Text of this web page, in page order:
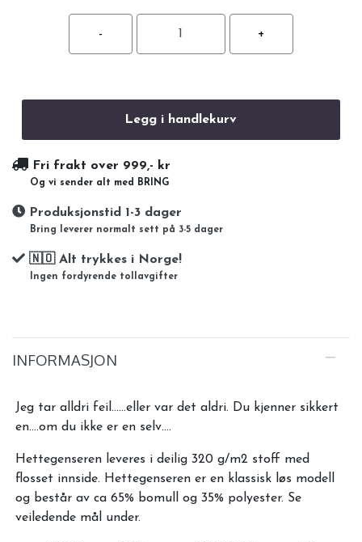
Legg i handlekurv
Fri frakt over 999,- kr
Og vi sender alt med BRING
Produksjonstid 1-3 dager
Bring leverer normalt sett på 3-5 dager
🇳🇴 Alt trykkes i Norge!
Ingen fordyrende tollavgifter
INFORMASJON
Jeg tar alldri feil......eller var det aldri. Du kjenner sikkert
en....om du ikke er en selv....
Hettegenseren leveres i deilig 320 g/m2 stoff med
flosset innside. Hettegenseren er en klassisk løs modell
og består av ca 65% bomull og 35% polyester. Se
veiledende mål under.